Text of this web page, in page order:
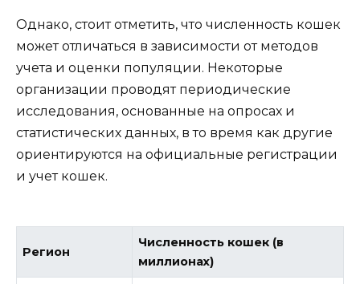
Однако, стоит отметить, что численность кошек
может отличаться в зависимости от методов
учета и оценки популяции. Некоторые
организации проводят периодические
исследования, основанные на опросах и
статистических данных, в то время как другие
ориентируются на официальные регистрации
и учет кошек.
Регион
Численность кошек (в
миллионах)